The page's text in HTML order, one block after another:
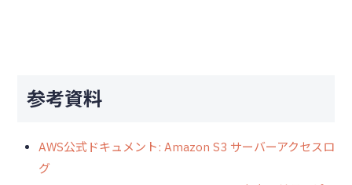
参考資料
AWS公式ドキュメント: Amazon S3 サーバーアクセスロ
グ